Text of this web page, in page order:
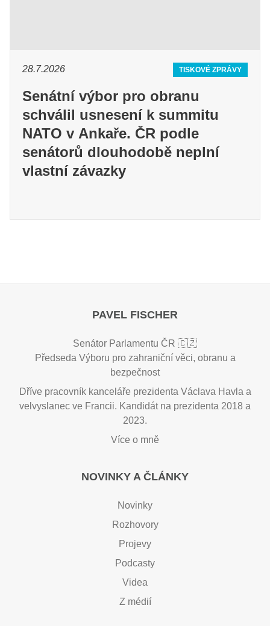
28.7.2026 TISKOVÉ ZPRÁVY
Senátní výbor pro obranu
schválil usnesení k summitu
NATO v Ankaře. ČR podle
senátorů dlouhodobě neplní
vlastní závazky
PAVEL FISCHER
Senátor Parlamentu ČR 🇨🇿
Předseda Výboru pro zahraniční věci, obranu a
bezpečnost
Dříve pracovník kanceláře prezidenta Václava Havla a
velvyslanec ve Francii. Kandidát na prezidenta 2018 a
2023.
Více o mně
NOVINKY A ČLÁNKY
Novinky
Rozhovory
Projevy
Podcasty
Videa
Z médií